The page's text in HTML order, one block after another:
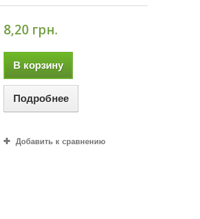
8,20 грн.
В корзину
Подробнее
Добавить к сравнению